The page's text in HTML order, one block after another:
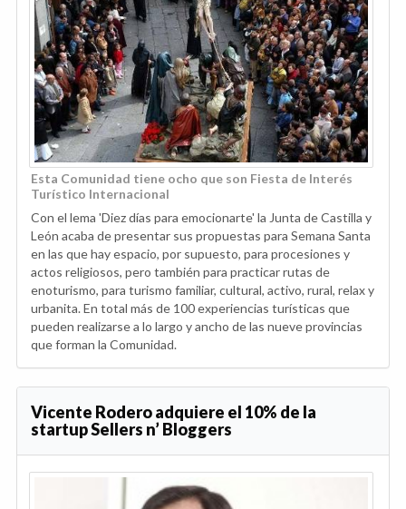
Esta Comunidad tiene ocho que son Fiesta de Interés
Turístico Internacional
Con el lema 'Diez días para emocionarte' la Junta de Castilla y
León acaba de presentar sus propuestas para Semana Santa
en las que hay espacio, por supuesto, para procesiones y
actos religiosos, pero también para practicar rutas de
enoturismo, para turismo familiar, cultural, activo, rural, relax y
urbanita. En total más de 100 experiencias turísticas que
pueden realizarse a lo largo y ancho de las nueve provincias
que forman la Comunidad.
Vicente Rodero adquiere el 10% de la
startup Sellers n’ Bloggers